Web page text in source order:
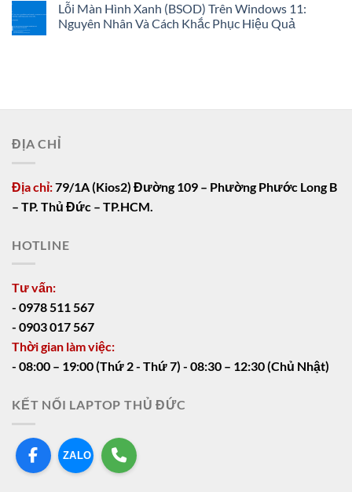
Lỗi Màn Hình Xanh (BSOD) Trên Windows 11:
Nguyên Nhân Và Cách Khắc Phục Hiệu Quả
ĐỊA CHỈ
Địa chỉ:79/1A (Kios2) Đường 109 – Phường Phước Long B
– TP. Thủ Đức – TP.HCM.
HOTLINE
Tư vấn:
- 0978 511 567
- 0903 017 567
Thời gian làm việc:
- 08:00 – 19:00 (Thứ 2 - Thứ 7) - 08:30 – 12:30 (Chủ Nhật)
KẾT NỐI LAPTOP THỦ ĐỨC
ZALO